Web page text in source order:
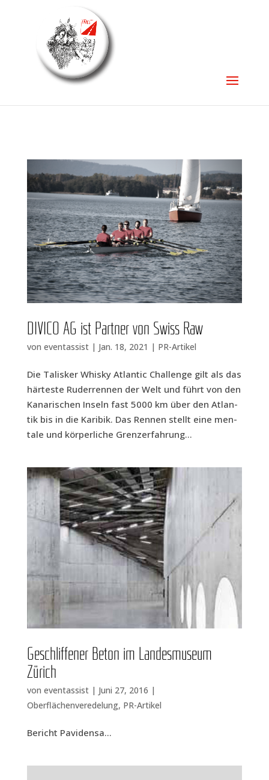
DIVICO AG ist Part­ner von Swiss Raw
von eventassist| Jan. 18, 2021 | PR-Artikel
Die Talis­ker Whis­ky Atlan­tic Chall­enge gilt als das
här­tes­te Ruder­ren­nen der Welt und führt von den
Kana­ri­schen Inseln fast 5000 km über den Atlan­
tik bis in die Kari­bik. Das Ren­nen stellt eine men­
ta­le und kör­per­li­che Grenz­erfah­rung...
Geschlif­fe­ner Beton im Lan­des­mu­se­um
Zürich
von eventassist| Juni 27, 2016 |
Oberflächenveredelung, PR-Artikel
Bericht Pavi­den­sa...